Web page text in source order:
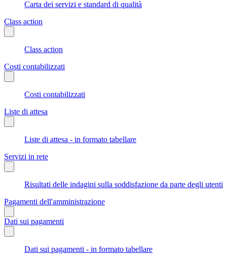
Carta dei servizi e standard di qualità
Class action
Class action
Costi contabilizzati
Costi contabilizzati
Liste di attesa
Liste di attesa - in formato tabellare
Servizi in rete
Risultati delle indagini sulla soddisfazione da parte degli utenti
Pagamenti dell'amministrazione
Dati sui pagamenti
Dati sui pagamenti - in formato tabellare